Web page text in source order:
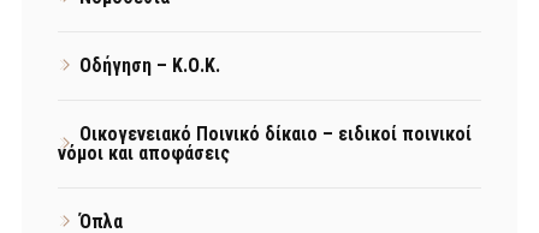
Οδήγηση – Κ.Ο.Κ.
Οικογενειακό Ποινικό δίκαιο – ειδικοί ποινικοί
νόμοι και αποφάσεις
Όπλα